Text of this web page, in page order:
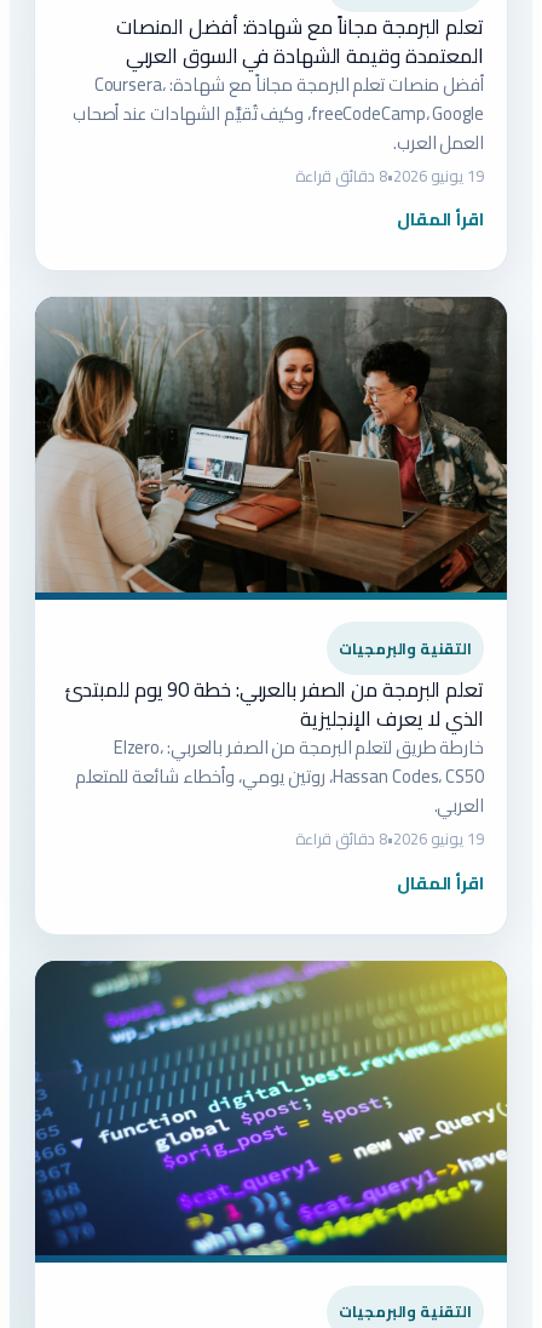
تعلم البرمجة مجاناً مع شهادة: أفضل المنصات
المعتمدة وقيمة الشهادة في السوق العربي
أفضل منصات تعلم البرمجة مجاناً مع شهادة: Coursera،
freeCodeCamp، Google، وكيف تُقيَّم الشهادات عند أصحاب
العمل العرب.
19 يونيو 2026 •8 دقائق قراءة
اقرأ المقال
التقنية والبرمجيات
تعلم البرمجة من الصفر بالعربي: خطة 90 يوم للمبتدئ
الذي لا يعرف الإنجليزية
خارطة طريق لتعلم البرمجة من الصفر بالعربي: Elzero،
Hassan Codes، CS50، روتين يومي، وأخطاء شائعة للمتعلم
العربي.
19 يونيو 2026 •8 دقائق قراءة
اقرأ المقال
التقنية والبرمجيات